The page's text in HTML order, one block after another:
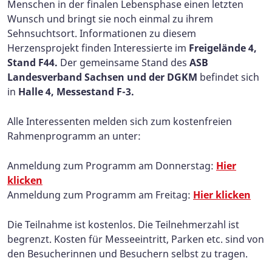
Menschen in der finalen Lebensphase einen letzten
Wunsch und bringt sie noch einmal zu ihrem
Sehnsuchtsort. Informationen zu diesem
Herzensprojekt finden Interessierte im Freigelände 4,
Stand F44. Der gemeinsame Stand des ASB
Landesverband Sachsen und der DGKM befindet sich
in Halle 4, Messestand F-3.
Alle Interessenten melden sich zum kostenfreien
Rahmenprogramm an unter:
Anmeldung zum Programm am Donnerstag: Hier
klicken
Anmeldung zum Programm am Freitag: Hier klicken
Die Teilnahme ist kostenlos. Die Teilnehmerzahl ist
begrenzt. Kosten für Messeeintritt, Parken etc. sind von
den Besucherinnen und Besuchern selbst zu tragen.